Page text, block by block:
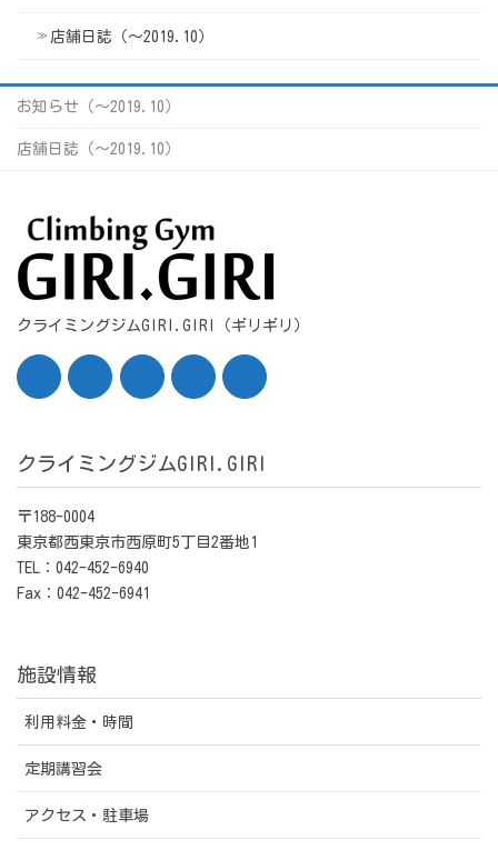
店舗日誌（〜2019.10）
お知らせ（〜2019.10）
店舗日誌（〜2019.10）
クライミングジムGIRI.GIRI（ギリギリ）
クライミングジムGIRI.GIRI
〒188-0004
東京都西東京市西原町5丁目2番地1
TEL：042-452-6940
Fax：042-452-6941
施設情報
利用料金・時間
定期講習会
アクセス・駐車場